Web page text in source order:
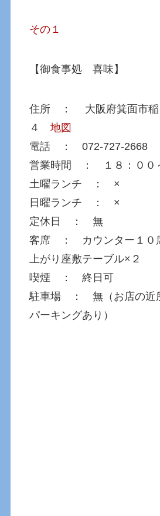
その１
【御食事処 喜味】
住所 ： 大阪府箕面市稲
４地図
電話 ： 072-727-2668
営業時間 ： １８：００
土曜ランチ ： ×
日曜ランチ ： ×
定休日 ： 無
客席 ： カウンター１０
上がり座敷テーブル×２
喫煙 ： 終日可
駐車場 ： 無（お店の近
パーキングあり）